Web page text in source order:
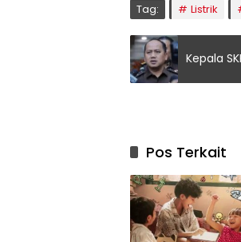
Tag: Listrik
Kepala
Pos Terkait